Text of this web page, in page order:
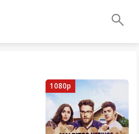
1080p